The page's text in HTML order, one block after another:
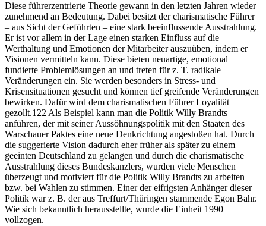
Diese führerzentrierte Theorie gewann in den letzten Jahren wieder
zunehmend an Bedeutung. Dabei besitzt der charismatische Führer
– aus Sicht der Geführten – eine stark beeinflussende Ausstrahlung.
Er ist vor allem in der Lage einen starken Einfluss auf die
Werthaltung und Emotionen der Mitarbeiter auszuüben, indem er
Visionen vermitteln kann. Diese bieten neuartige, emotional
fundierte Problemlösungen an und treten für z. T. radikale
Veränderungen ein. Sie werden besonders in Stress- und
Krisensituationen gesucht und können tief greifende Veränderungen
bewirken. Dafür wird dem charismatischen Führer Loyalität
gezollt.122 Als Beispiel kann man die Politik Willy Brandts
anführen, der mit seiner Aussöhnungspolitik mit den Staaten des
Warschauer Paktes eine neue Denkrichtung angestoßen hat. Durch
die suggerierte Vision dadurch eher früher als später zu einem
geeinten Deutschland zu gelangen und durch die charismatische
Ausstrahlung dieses Bundeskanzlers, wurden viele Menschen
überzeugt und motiviert für die Politik Willy Brandts zu arbeiten
bzw. bei Wahlen zu stimmen. Einer der eifrigsten Anhänger dieser
Politik war z. B. der aus Treffurt/Thüringen stammende Egon Bahr.
Wie sich bekanntlich herausstellte, wurde die Einheit 1990
vollzogen.